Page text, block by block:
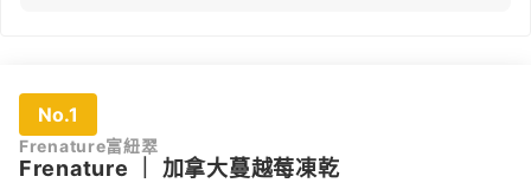
No.1
Frenature富紐翠
Frenature 加拿大蔓越莓凍乾